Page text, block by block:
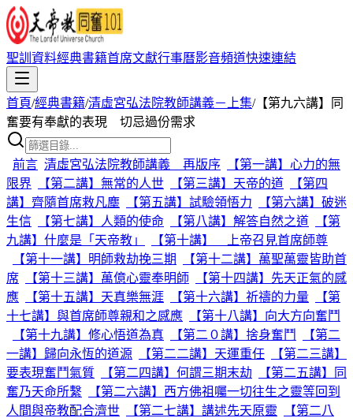
聖訓資料經典書籍首席文獻行事曆影音頻道快速連結
首頁/經典書籍/清虛宮弘法院教師講義－上集/【第九六講】同
奮要有奉獻的表現 切忌過份需求
前言 清虛宮弘法院教師講義 再版序
【第一講】心力的無
限界
【第二講】無常的人世 【第三講】天帝的道
【第四
講】齊隨首席救凡塵
【第五講】試驗領悟力
【第六講】破迷
生信
【第七講】人類的使命 【第八講】解答自然之道
【第
九講】什麼是「天帝教」
【第十講】 上帝召見首席師尊
【第十一講】明師救劫挽三期
【第十二講】萬聖萬靈皆助首
席
【第十三講】萬億心靈奉明師
【第十四講】先天正氣的感
應
【第十五講】天真樂無涯 【第十六講】祈禱的力量
【第
十七講】與首席師尊親和之感應
【第十八講】向大方向奮鬥
【第十九講】修心悟道為真
【第二０講】捨身奮鬥
【第二
一講】歸向永恆的道源
【第二二講】天運重任
【第二三講】
要表現奮鬥氣質
【第二四講】何謂三期末劫
【第二五講】同
奮乃天命所繫
【第二六講】西方佛祖囑一切往生之靈等回到
人間與帝教配合濟世
【第二七講】講述先天原靈
【第二八